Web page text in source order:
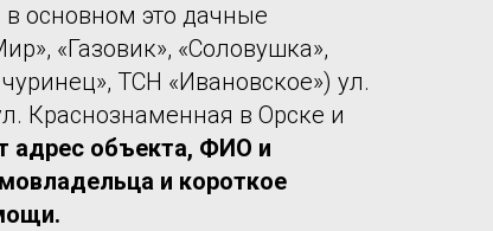
основном это дачные
«Газовик», «Соловушка»,
ТСН «Ивановское») ул.
Краснознаменная в Орске и
адрес объекта, ФИО и
и короткое